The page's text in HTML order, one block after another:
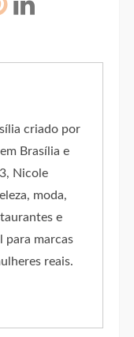
criado por
Brasília e
Nicole
moda,
e
para marcas
reais.